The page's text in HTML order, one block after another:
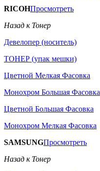
RICOHПросмотреть
Назад к Тонер
Девелопер (носитель)
ТОНЕР (упак мешки)
Цветной Мелкая Фасовка
Монохром Большая Фасовка
Цветной Большая Фасовка
Монохром Мелкая Фасовка
SAMSUNGПросмотреть
Назад к Тонер